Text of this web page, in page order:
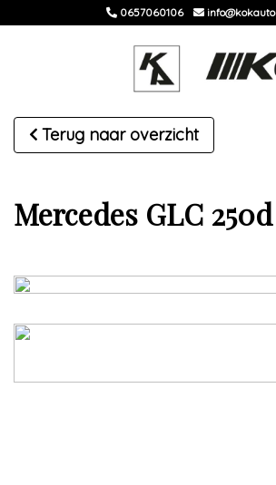
0657060106
Terug naar overzicht
Mercedes GLC